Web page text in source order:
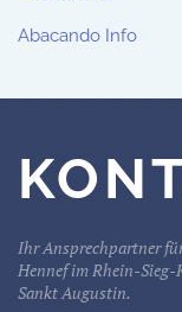
Abacando Info
Ihr Ansprechpartner
Hennef im Rhein-Sieg-
Sankt Augustin.